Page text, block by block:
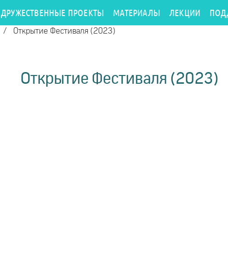
ДРУЖЕСТВЕННЫЕ ПРОЕКТЫ МАТЕРИАЛЫ ЛЕКЦИИ
/ Открытие Фестиваля (2023)
Открытие Фестиваля (2023)